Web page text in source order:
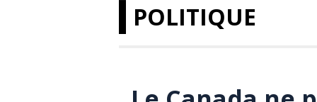
POLITIQUE